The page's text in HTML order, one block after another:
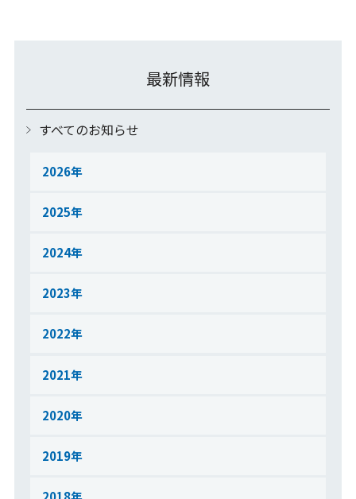
最新情報
すべてのお知らせ
2026
2025
2024
2023
2022
2021
2020
2019